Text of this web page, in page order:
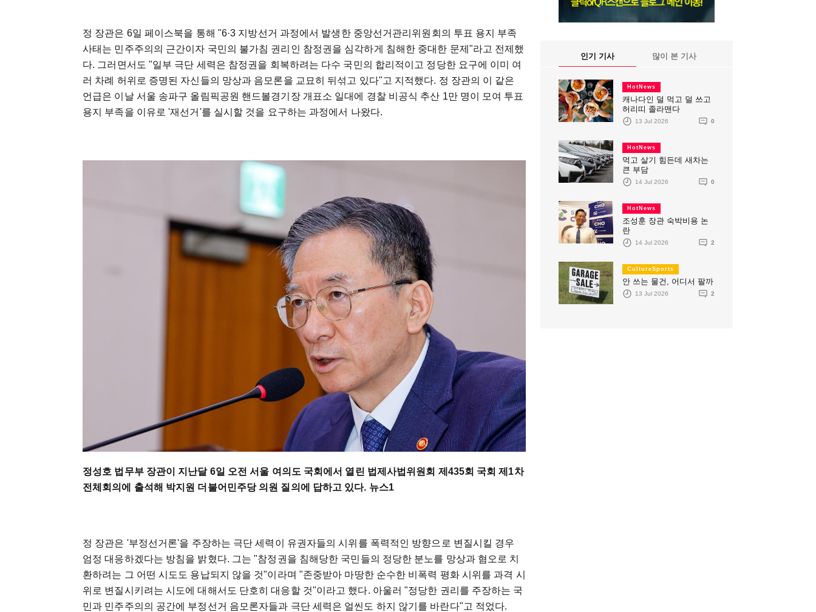
정 장관은 6일 페이스북을 통해 "6·3 지방선거 과정에서 발생한 중앙선거관리위원회의 투표 용지 부족
사태는 민주주의의 근간이자 국민의 불가침 권리인 참정권을 심각하게 침해한 중대한 문제"라고 전제했
다. 그러면서도 "일부 극단 세력은 참정권을 회복하려는 다수 국민의 합리적이고 정당한 요구에 이미 여
러 차례 허위로 증명된 자신들의 망상과 음모론을 교묘히 뒤섞고 있다"고 지적했다. 정 장관의 이 같은
언급은 이날 서울 송파구 올림픽공원 핸드볼경기장 개표소 일대에 경찰 비공식 추산 1만 명이 모여 투표
용지 부족을 이유로 '재선거'를 실시할 것을 요구하는 과정에서 나왔다.
정성호 법무부 장관이 지난달 6일 오전 서울 여의도 국회에서 열린 법제사법위원회 제435회 국회 제1차
전체회의에 출석해 박지원 더불어민주당 의원 질의에 답하고 있다. 뉴스1
정 장관은 '부정선거론'을 주장하는 극단 세력이 유권자들의 시위를 폭력적인 방향으로 변질시킬 경우
엄정 대응하겠다는 방침을 밝혔다. 그는 "참정권을 침해당한 국민들의 정당한 분노를 망상과 혐오로 치
환하려는 그 어떤 시도도 용납되지 않을 것"이라며 "존중받아 마땅한 순수한 비폭력 평화 시위를 과격 시
위로 변질시키려는 시도에 대해서도 단호히 대응할 것"이라고 했다. 아울러 "정당한 권리를 주장하는 국
민과 민주주의의 공간에 부정선거 음모론자들과 극단 세력은 얼씬도 하지 않기를 바란다"고 적었다.
인기 기사 많이 본 기사
HotNews
캐나다인 덜 먹고 덜 쓰고
허리띠 졸라맨다
13 Jul 2026 0
HotNews
먹고 살기 힘든데 새차는
큰 부담
14 Jul 2026 0
HotNews
조성훈 장관 숙박비용 논
란
14 Jul 2026 2
CultureSports
안 쓰는 물건, 어디서 팔까
13 Jul 2026 2